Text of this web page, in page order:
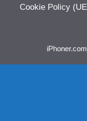
Cookie Policy